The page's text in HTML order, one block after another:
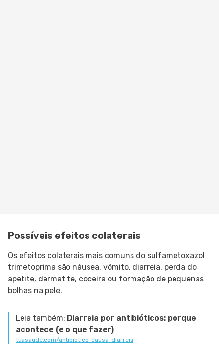
Possíveis efeitos colaterais
Os efeitos colaterais mais comuns do sulfametoxazol
trimetoprima são náusea, vômito, diarreia, perda do
apetite, dermatite, coceira ou formação de pequenas
bolhas na pele.
Leia também: Diarreia por antibióticos: porque
acontece (e o que fazer)
tuasaude.com/antibiotico-causa-diarreia